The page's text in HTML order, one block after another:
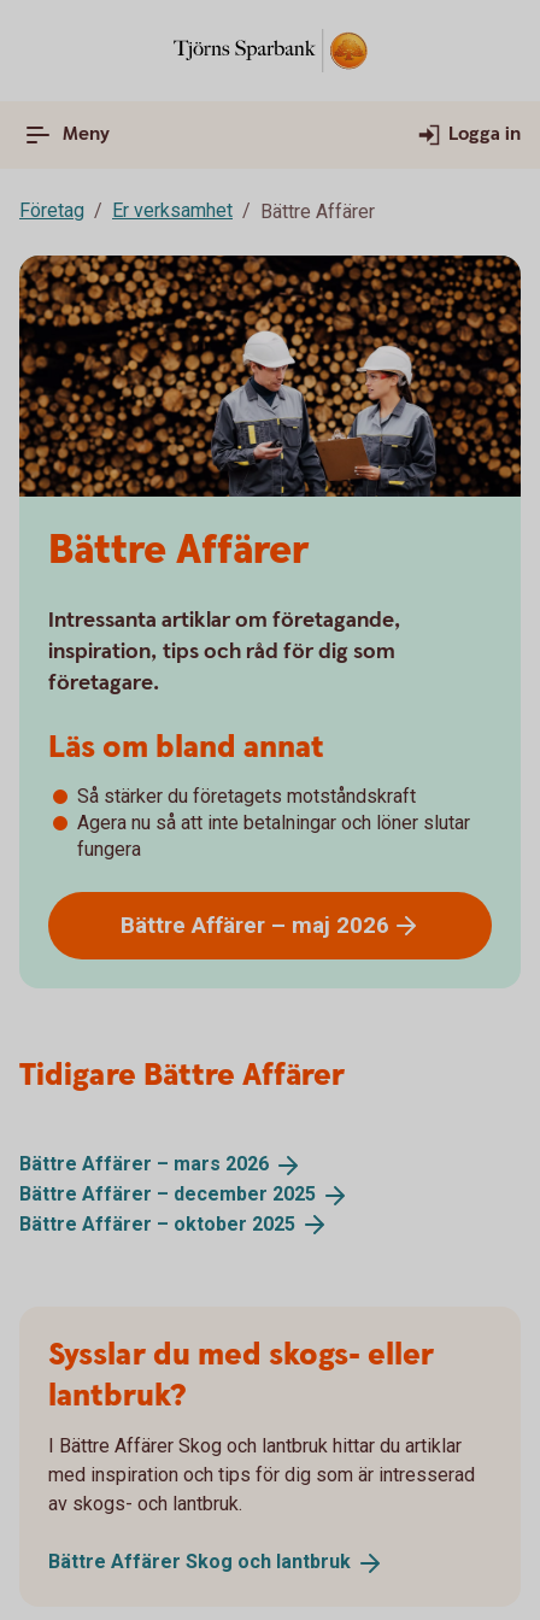
Meny Logga in
Företag Er verksamhet Bättre Affärer
Bättre Affärer
Intressanta artiklar om företagande,
inspiration, tips och råd för dig som
företagare.
Läs om bland annat
Så stärker du företagets motståndskraft
Agera nu så att inte betalningar och löner slutar
fungera
Bättre Affärer – maj 2026
Tidigare Bättre Affärer
Bättre Affärer – mars 2026
Bättre Affärer – december 2025
Bättre Affärer – oktober 2025
Sysslar du med skogs- eller
lantbruk?
I Bättre Affärer Skog och lantbruk hittar du artiklar
med inspiration och tips för dig som är intresserad
av skogs- och lantbruk.
Bättre Affärer Skog och lantbruk